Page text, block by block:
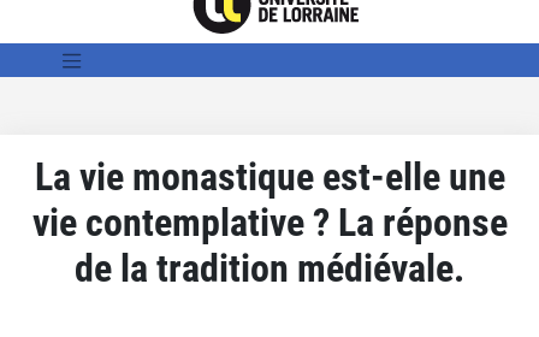
La vie monastique est-elle une
vie contemplative ? La réponse
de la tradition médiévale.